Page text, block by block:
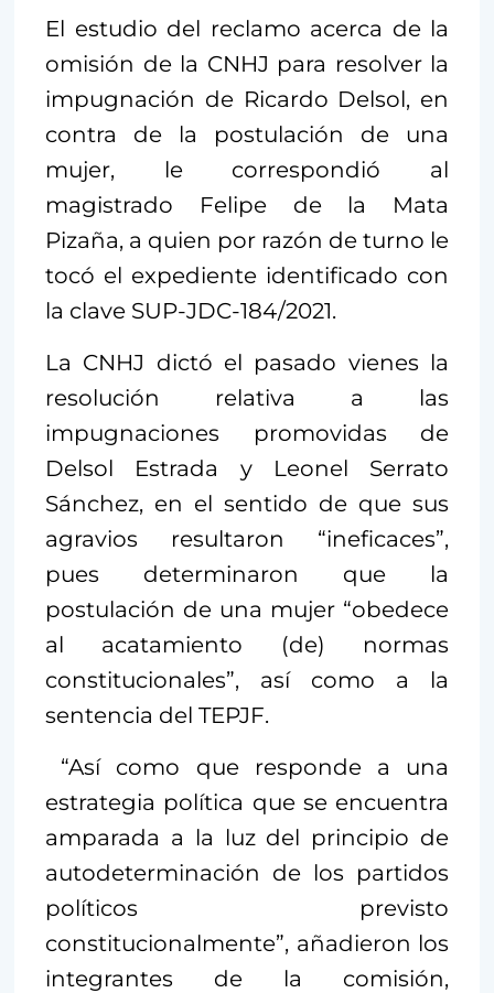
El estudio del reclamo acerca de la
omisión de la CNHJ para resolver la
impugnación de Ricardo Delsol, en
contra de la postulación de una
mujer, le correspondió al
magistrado Felipe de la Mata
Pizaña, a quien por razón de turno le
tocó el expediente identificado con
la clave SUP-JDC-184/2021.
La CNHJ dictó el pasado vienes la
resolución relativa a las
impugnaciones promovidas de
Delsol Estrada y Leonel Serrato
Sánchez, en el sentido de que sus
agravios resultaron “ineficaces”,
pues determinaron que la
postulación de una mujer “obedece
al acatamiento (de) normas
constitucionales”, así como a la
sentencia del TEPJF.
“Así como que responde a una
estrategia política que se encuentra
amparada a la luz del principio de
autodeterminación de los partidos
políticos previsto
constitucionalmente”, añadieron los
integrantes de la comisión,